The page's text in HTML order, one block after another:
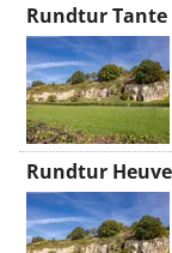
Rundtur Tante
Rundtur